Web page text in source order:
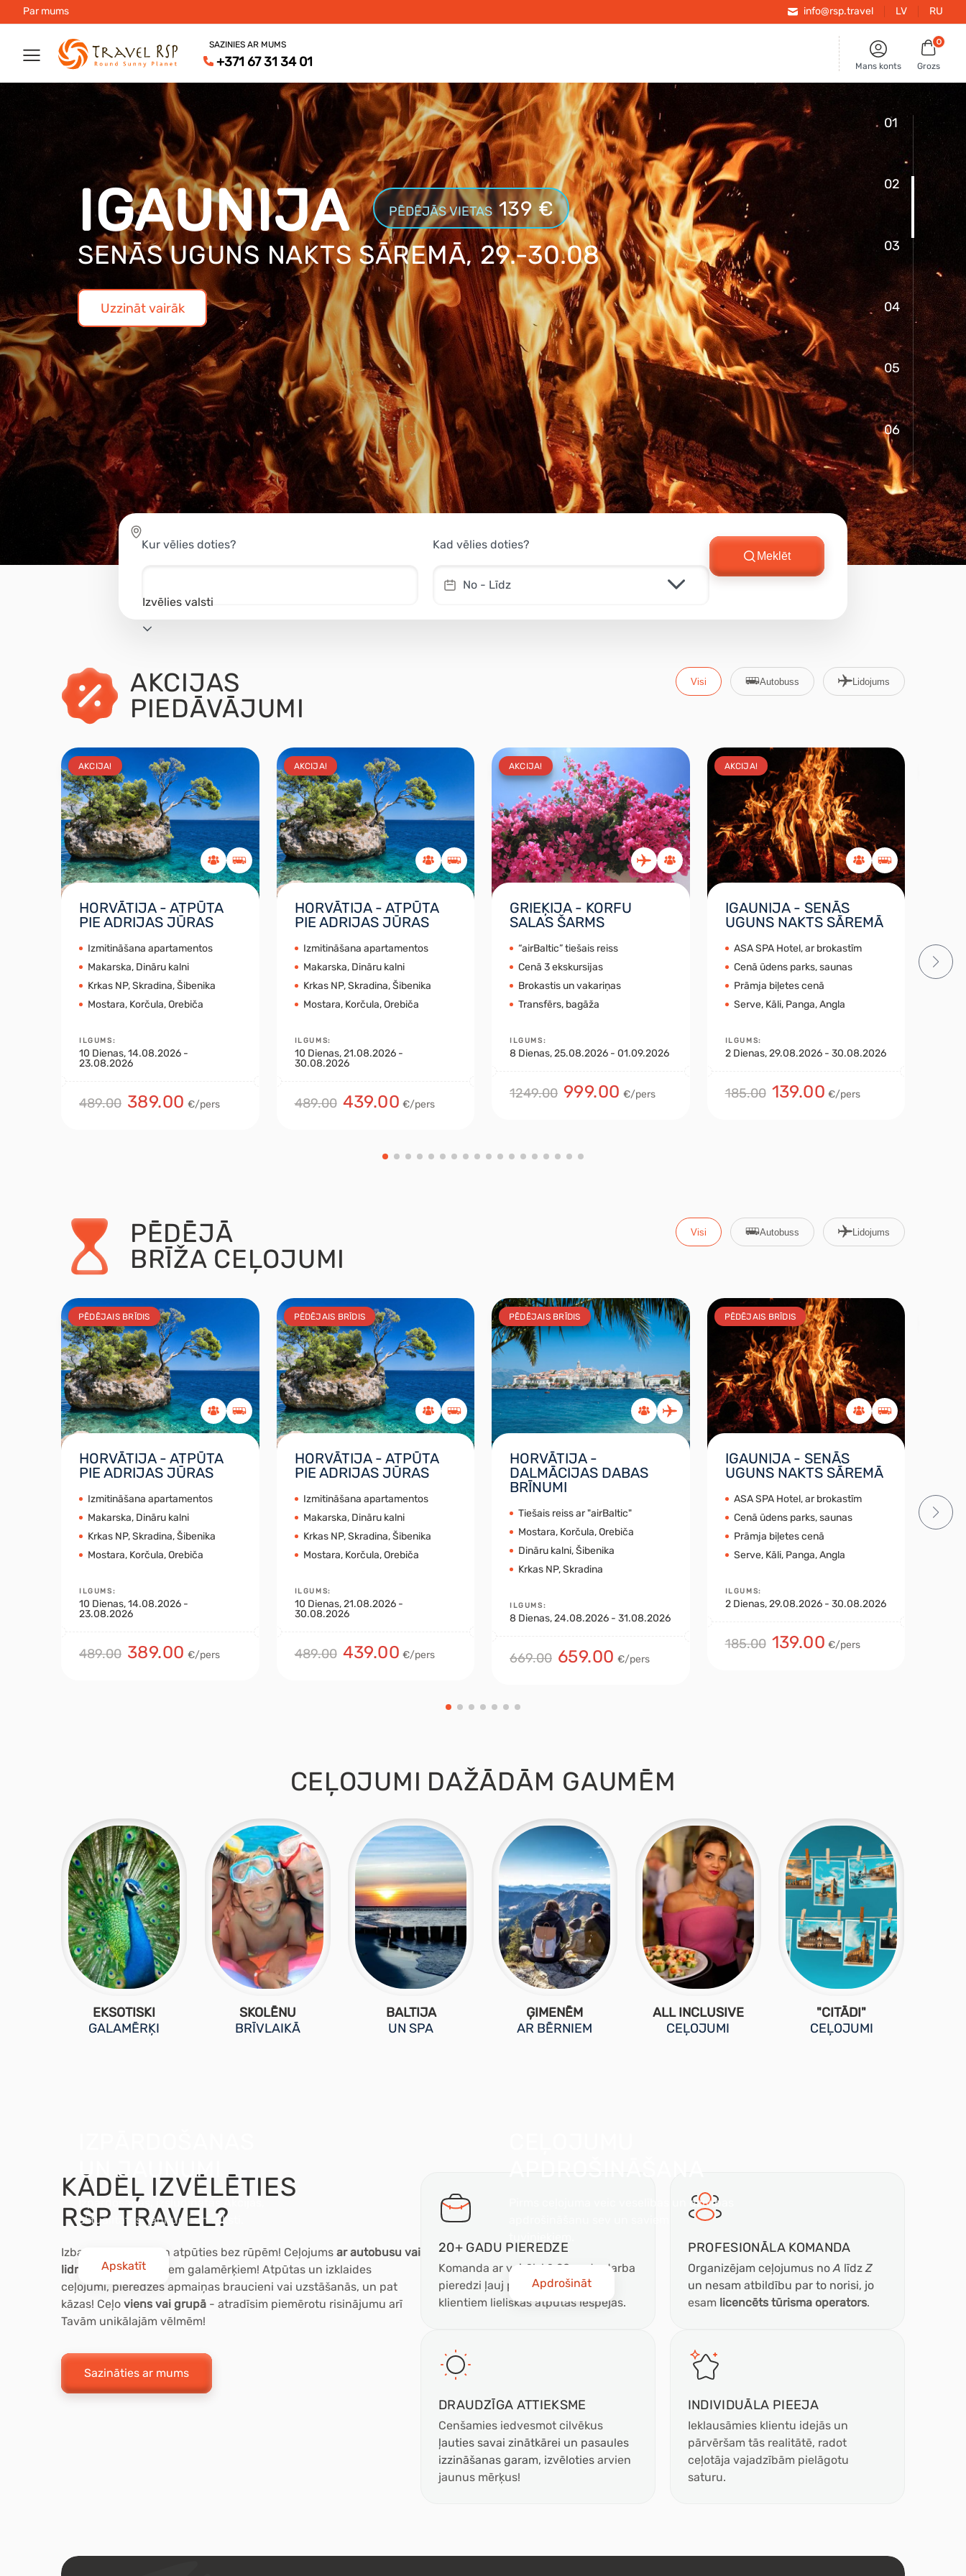
Par mums info@rsp.travel LV RU
SAZINIES AR MUMS
+371 67 31 34 01 Mans konts
0
Grozs
IGAUNIJA PĒDĒJĀS VIETAS 139 €
SENĀS UGUNS NAKTS SĀREMĀ, 29.-30.08
Uzzināt vairāk
01
02
03
04
05
06
Kur vēlies doties?
Izvēlies valsti
Kad vēlies doties?
No - Līdz
Meklēt
AKCIJAS
PIEDĀVĀJUMI
Visi Autobuss Lidojums
AKCIJA!
HORVĀTIJA - ATPŪTA
PIE ADRIJAS JŪRAS
Izmitināšana apartamentos
Makarska, Dināru kalni
Krkas NP, Skradina, Šibenika
Mostara, Korčula, Orebiča
ILGUMS:
10 Dienas, 14.08.2026 -
23.08.2026
489.00 389.00 €/pers
AKCIJA!
HORVĀTIJA - ATPŪTA
PIE ADRIJAS JŪRAS
Izmitināšana apartamentos
Makarska, Dināru kalni
Krkas NP, Skradina, Šibenika
Mostara, Korčula, Orebiča
ILGUMS:
10 Dienas, 21.08.2026 -
30.08.2026
489.00 439.00 €/pers
AKCIJA!
GRIEĶIJA - KORFU
SALAS ŠARMS
“airBaltic” tiešais reiss
Cenā 3 ekskursijas
Brokastis un vakariņas
Transfērs, bagāža
ILGUMS:
8 Dienas, 25.08.2026 - 01.09.2026
1249.00 999.00 €/pers
AKCIJA!
IGAUNIJA - SENĀS
UGUNS NAKTS SĀREMĀ
ASA SPA Hotel, ar brokastīm
Cenā ūdens parks, saunas
Prāmja biļetes cenā
Serve, Kāli, Panga, Angla
ILGUMS:
2 Dienas, 29.08.2026 - 30.08.2026
185.00 139.00 €/pers
PĒDĒJĀ
BRĪŽA CEĻOJUMI
Visi Autobuss Lidojums
PĒDĒJAIS BRĪDIS
HORVĀTIJA - ATPŪTA
PIE ADRIJAS JŪRAS
Izmitināšana apartamentos
Makarska, Dināru kalni
Krkas NP, Skradina, Šibenika
Mostara, Korčula, Orebiča
ILGUMS:
10 Dienas, 14.08.2026 -
23.08.2026
489.00 389.00 €/pers
PĒDĒJAIS BRĪDIS
HORVĀTIJA - ATPŪTA
PIE ADRIJAS JŪRAS
Izmitināšana apartamentos
Makarska, Dināru kalni
Krkas NP, Skradina, Šibenika
Mostara, Korčula, Orebiča
ILGUMS:
10 Dienas, 21.08.2026 -
30.08.2026
489.00 439.00 €/pers
PĒDĒJAIS BRĪDIS
HORVĀTIJA -
DALMĀCIJAS DABAS
BRĪNUMI
Tiešais reiss ar "airBaltic"
Mostara, Korčula, Orebiča
Dināru kalni, Šibenika
Krkas NP, Skradina
ILGUMS:
8 Dienas, 24.08.2026 - 31.08.2026
669.00 659.00 €/pers
PĒDĒJAIS BRĪDIS
IGAUNIJA - SENĀS
UGUNS NAKTS SĀREMĀ
ASA SPA Hotel, ar brokastīm
Cenā ūdens parks, saunas
Prāmja biļetes cenā
Serve, Kāli, Panga, Angla
ILGUMS:
2 Dienas, 29.08.2026 - 30.08.2026
185.00 139.00 €/pers
CEĻOJUMI DAŽĀDĀM GAUMĒM
EKSOTISKI
GALAMĒRĶI
SKOLĒNU
BRĪVLAIKĀ
BALTIJA
UN SPA
ĢIMENĒM
AR BĒRNIEM
ALL INCLUSIVE
CEĻOJUMI
"CITĀDI"
CEĻOJUMI
UN JAUNUMI
Izpārdošanas, izsludinātās Akcijas,
aktualitātes, jaunumi un raksti.
Apskatīt
Pirms ceļojuma veic veselības un dzīvības
Apdrošināt
KĀDĒĻ IZVĒLĒTIES
RSP TRAVEL?
Izbaudi ceļojumu un atpūties bez rūpēm! Ceļojums ar autobusu vai
lidmašīnuuz dažādiem galamērķiem! Atpūtas un izklaides
ceļojumi, pieredzes apmaiņas braucieni vai uzstāšanās, un pat
kāzas! Ceļo viens vai grupā - atradīsim piemērotu risinājumu arī
Tavām unikālajām vēlmēm!
Sazināties ar mums
20+ GADU PIEREDZE
Komanda ar vairāk kā 20 gadu darba
pieredzi ļauj piedāvāt saviem
klientiem lieliskas atpūtas iespējas.
PROFESIONĀLA KOMANDA
Organizējam ceļojumus noA līdzZ
un nesam atbildību par to norisi, jo
esam licencēts tūrisma operators.
DRAUDZĪGA ATTIEKSME
Cenšamies iedvesmot cilvēkus
ļauties savai zinātkārei un pasaules
izzināšanas garam, izvēloties arvien
jaunus mērķus!
INDIVIDUĀLA PIEEJA
Ieklausāmies klientu idejās un
pārvēršam tās realitātē, radot
ceļotāja vajadzībām pielāgotu
saturu.